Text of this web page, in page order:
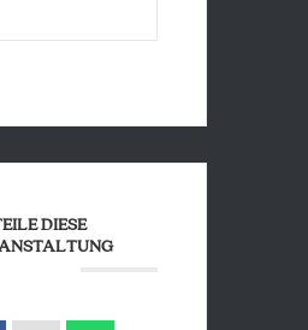
DIESE